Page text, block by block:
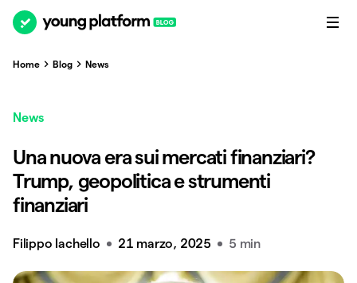
Home Blog News
News
Una nuova era sui mercati finanziari?
Trump, geopolitica e strumenti
finanziari
Filippo Iachello 21 marzo, 2025 5 min